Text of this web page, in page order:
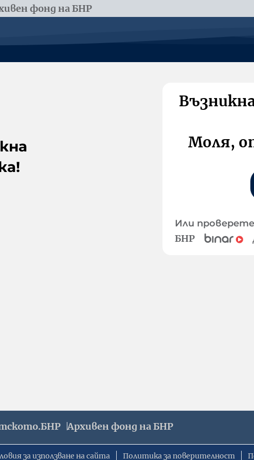
фонд на БНР
Моля,
Или
БНР
Архивен фонд на БНР
за използване на сайта Политика за поверителност